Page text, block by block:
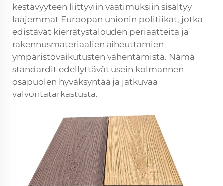
kestävyyteen liittyviin vaatimuksiin sisältyy
laajemmat Euroopan unionin politiikat, jotka
edistävät kierrätystalouden periaatteita ja
rakennusmateriaalien aiheuttamien
ympäristövaikutusten vähentämistä. Nämä
standardit edellyttävät usein kolmannen
osapuolen hyväksyntää ja jatkuvaa
valvontatarkastusta.